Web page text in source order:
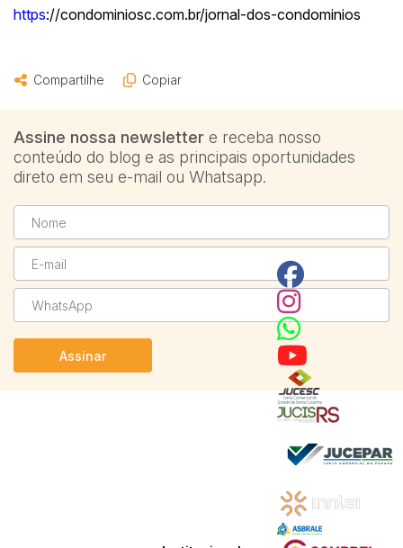
Terreno
Máquinas
Máquinas Pesadas
Materiais/Equipamentos
Veículos
Aquáticos
Caminhões
Carros
Motos
Ônibus
Outros
R$ até R$
https://condominiosc.com.br/jornal-dos-condominios
Compartilhe Copiar
Assine nossa newsletter e receba nosso
conteúdo do blog e as principais oportunidades
direto em seu e-mail ou Whatsapp.
Assinar